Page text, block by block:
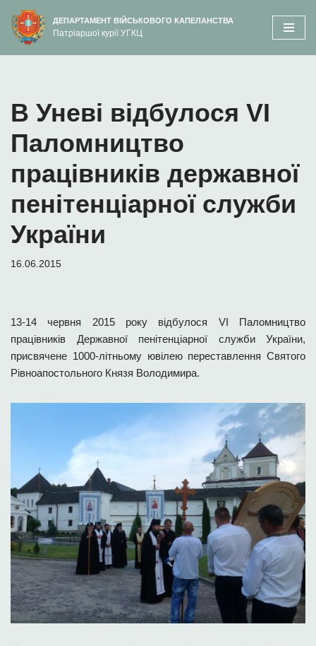
вмісту
Перейти
до
ДЕПАРТАМЕНТ ВІЙСЬКОВОГО КАПЕЛАНСТВА
Патріаршої курії УГКЦ
В Уневі відбулося VI
Паломництво
працівників державної
пенітенціарної служби
України
16.06.2015
13-14 червня 2015 року відбулося VІ Паломництво
працівників Державної пенітенціарної служби України,
присвячене 1000-літньому ювілею переставлення Святого
Рівноапостольного Князя Володимира.